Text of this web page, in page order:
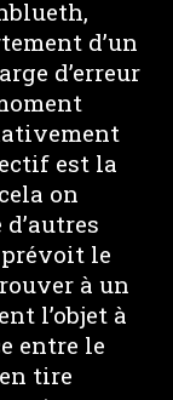
d’un
d’erreur
est la
on
prévoit le
à un
l’objet à
entre le
tire